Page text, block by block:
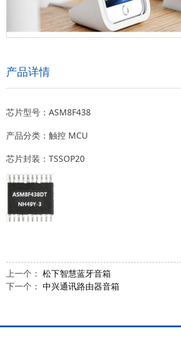
产品详情
芯片型号：ASM8F438
产品分类：触控 MCU
芯片封装：TSSOP20
上一个： 松下智慧蓝牙音箱
下一个： 中兴通讯路由器音箱